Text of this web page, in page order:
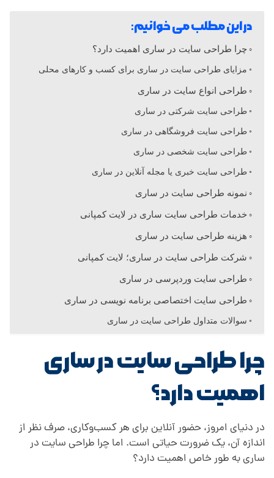
س
ی
در این مطلب می خوانیم:
چرا طراحی سایت در ساری اهمیت دارد؟
مزایای طراحی سایت در ساری برای کسب‌ و کارهای محلی
طراحی انواع سایت در ساری
طراحی سایت شرکتی در ساری
طراحی سایت فروشگاهی در ساری
طراحی سایت شخصی در ساری
طراحی سایت خبری یا مجله آنلاین در ساری
نمونه طراحی سایت در ساری
خدمات طراحی سایت ساری در لایت کمپانی
هزینه طراحی سایت در ساری
شرکت طراحی سایت در ساری؛ لایت کمپانی
طراحی سایت وردپرسی در ساری
طراحی سایت اختصاصی برنامه نویسی در ساری
سوالات متداول طراحی سایت در ساری
چرا طراحی سایت در ساری
اهمیت دارد؟
در دنیای امروز، حضور آنلاین برای هر کسب‌وکاری، صرف نظر از
اندازه آن، یک ضرورت حیاتی است. اما چرا طراحی سایت در
ساری به طور خاص اهمیت دارد؟